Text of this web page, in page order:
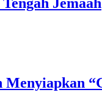
Jemaah